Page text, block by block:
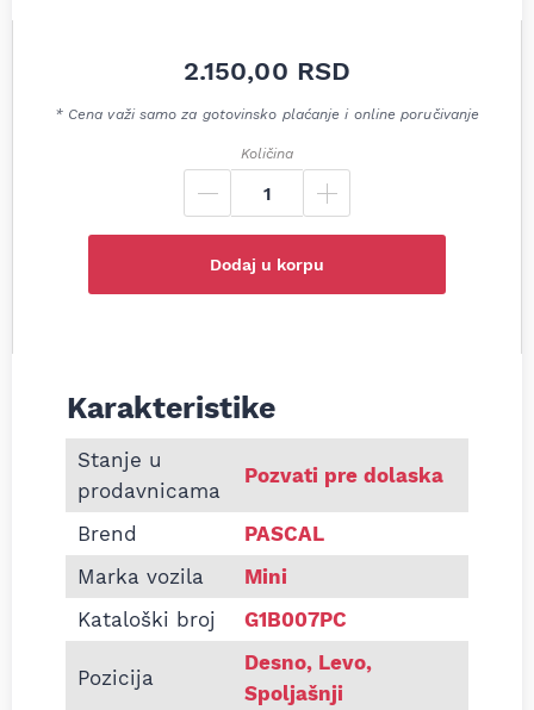
2.150,00 RSD
* Cena važi samo za gotovinsko plaćanje i online poručivanje
Količina
Dodaj u korpu
Informacije o Homokinetički zglob mini R50 R53
Karakteristike
Stanje u
prodavnicama
Pozvati pre dolaska
Brend
PASCAL
Marka vozila
Mini
Kataloški broj
G1B007PC
Pozicija
Desno, Levo,
Spoljašnji